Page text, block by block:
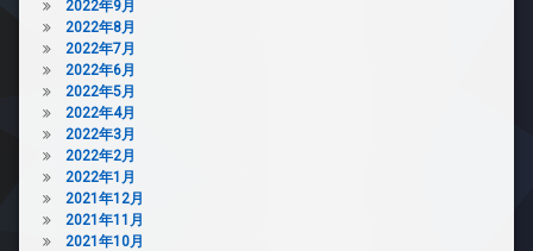
2022年9月
2022年8月
2022年7月
2022年6月
2022年5月
2022年4月
2022年3月
2022年2月
2022年1月
2021年12月
2021年11月
2021年10月